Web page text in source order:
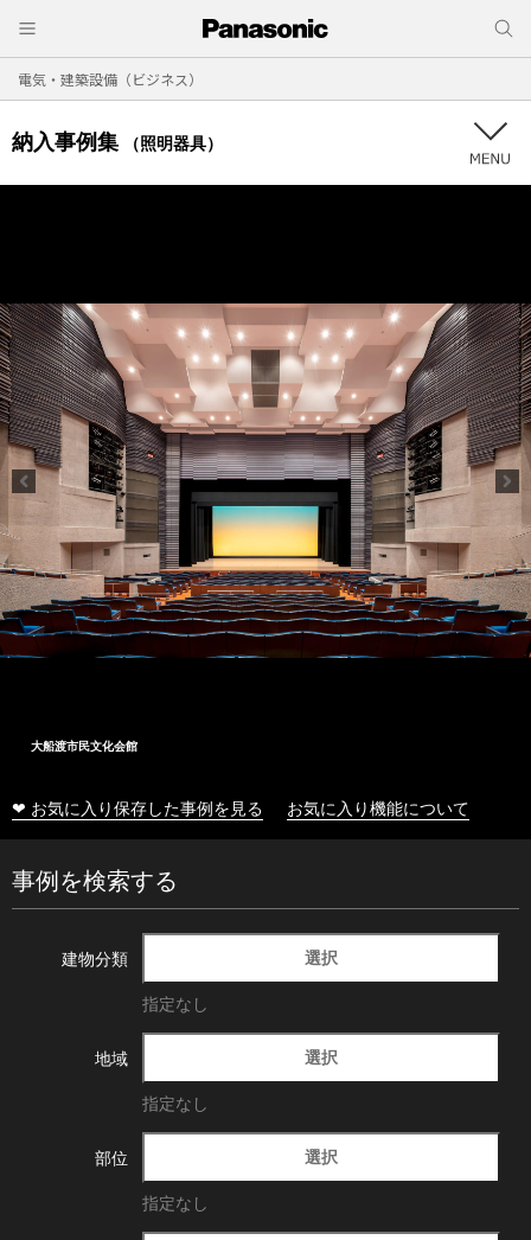
電気・建築設備（ビジネス）
納入事例集 （照明器具）
大船渡市民文化会館
❤ お気に入り保存した事例を見る お気に入り機能について
事例を検索する
建物分類 選択
指定なし
地域 選択
指定なし
部位 選択
指定なし